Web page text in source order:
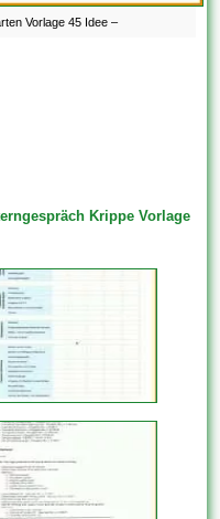
Vorlage 45 Idee –
Krippe Vorlage